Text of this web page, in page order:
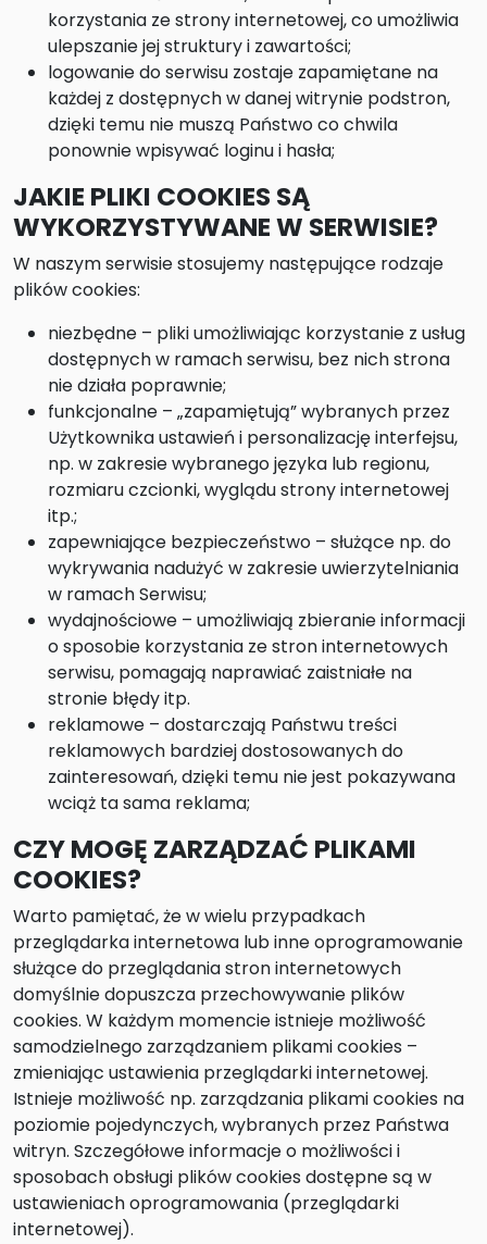
korzystania ze strony internetowej, co umożliwia
ulepszanie jej struktury i zawartości;
logowanie do serwisu zostaje zapamiętane na
każdej z dostępnych w danej witrynie podstron,
dzięki temu nie muszą Państwo co chwila
ponownie wpisywać loginu i hasła;
JAKIE PLIKI COOKIES SĄ
WYKORZYSTYWANE W SERWISIE?
W naszym serwisie stosujemy następujące rodzaje
plików cookies:
niezbędne – pliki umożliwiając korzystanie z usług
dostępnych w ramach serwisu, bez nich strona
nie działa poprawnie;
funkcjonalne – „zapamiętują” wybranych przez
Użytkownika ustawień i personalizację interfejsu,
np. w zakresie wybranego języka lub regionu,
rozmiaru czcionki, wyglądu strony internetowej
itp.;
zapewniające bezpieczeństwo – służące np. do
wykrywania nadużyć w zakresie uwierzytelniania
w ramach Serwisu;
wydajnościowe – umożliwiają zbieranie informacji
o sposobie korzystania ze stron internetowych
serwisu, pomagają naprawiać zaistniałe na
stronie błędy itp.
reklamowe – dostarczają Państwu treści
reklamowych bardziej dostosowanych do
zainteresowań, dzięki temu nie jest pokazywana
wciąż ta sama reklama;
CZY MOGĘ ZARZĄDZAĆ PLIKAMI
COOKIES?
Warto pamiętać, że w wielu przypadkach
przeglądarka internetowa lub inne oprogramowanie
służące do przeglądania stron internetowych
domyślnie dopuszcza przechowywanie plików
cookies. W każdym momencie istnieje możliwość
samodzielnego zarządzaniem plikami cookies –
zmieniając ustawienia przeglądarki internetowej.
Istnieje możliwość np. zarządzania plikami cookies na
poziomie pojedynczych, wybranych przez Państwa
witryn. Szczegółowe informacje o możliwości i
sposobach obsługi plików cookies dostępne są w
ustawieniach oprogramowania (przeglądarki
internetowej).